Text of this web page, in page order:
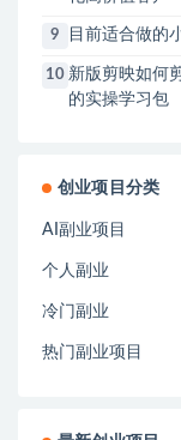
9 目前适合做的
10 新版剪映如何
的实操学习包
创业项目分类
AI副业项目
个人副业
冷门副业
热门副业项目